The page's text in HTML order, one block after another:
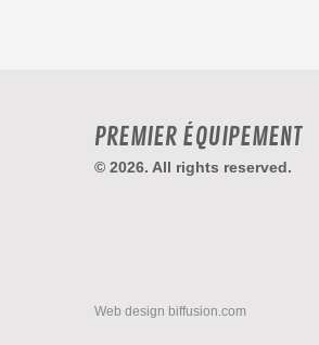
PREMIER ÉQUIPEMENT
© 2026. All rights reserved.
Web design biffusion.com